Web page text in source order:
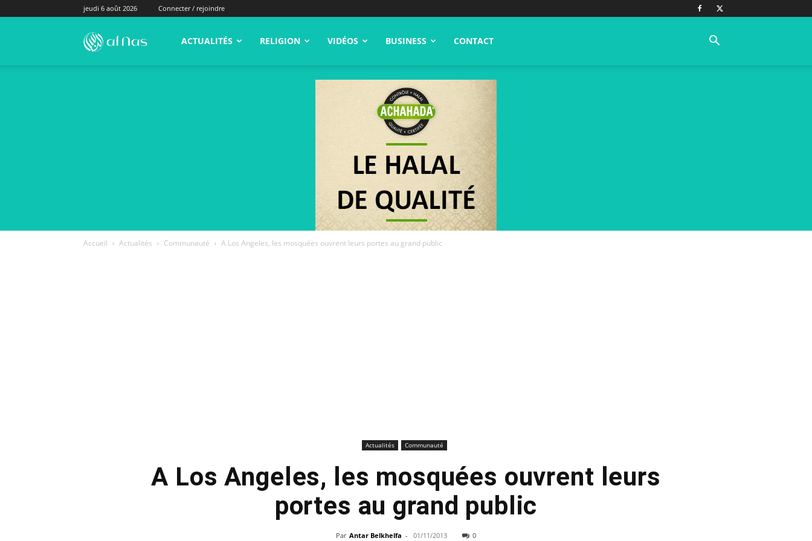
jeudi 6 août 2026 Connecter / rejoindre
alNas.fr ACTUALITÉS RELIGION VIDÉOS BUSINESS CONTACT
Accueil Actualités Communauté A Los Angeles, les mosquées ouvrent leurs portes au grand public
Actualités Communauté
A Los Angeles, les mosquées ouvrent leurs
portes au grand public
Par Antar Belkhelfa - 01/11/2013 0